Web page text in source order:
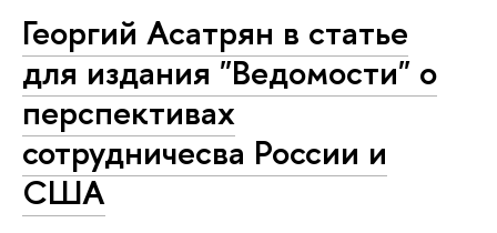
Георгий Асатрян в статье
для издания "Ведомости" о
перспективах
сотрудничесва России и
США